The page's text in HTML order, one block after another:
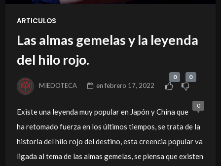
ARTICULOS
Las almas gemelas y la leyenda
del hilo rojo.
MIEDOTECA enfebrero 17, 2022
0 0
0
Existe una leyenda muy popular en Japón y China que
ha retomado fuerza en los últimos tiempos, se trata de la
historia del hilo rojo del destino, esta creencia popular va
ligada al tema de las almas gemelas, se piensa que existen